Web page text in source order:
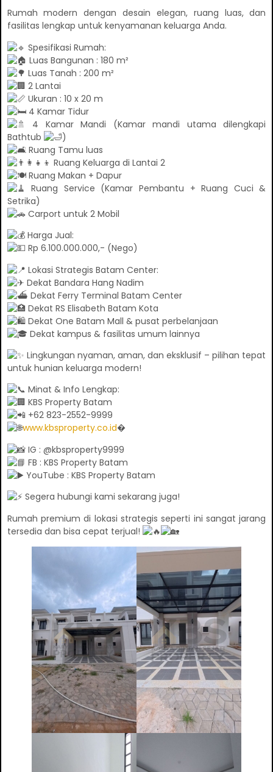
Rumah modern dengan desain elegan, ruang luas, dan
fasilitas lengkap untuk kenyamanan keluarga Anda.
Spesifikasi Rumah:
Luas Bangunan : 180 m²
Luas Tanah : 200 m²
2 Lantai
Ukuran : 10 x 20 m
4 Kamar Tidur
4 Kamar Mandi (Kamar mandi utama dilengkapi
Bathtub
)
Ruang Tamu luas
Ruang Keluarga di Lantai 2
Ruang Makan + Dapur
Ruang Service (Kamar Pembantu + Ruang Cuci &
Setrika)
Carport untuk 2 Mobil
Harga Jual:
Rp 6.100.000.000,- (Nego)
Lokasi Strategis Batam Center:
Dekat Bandara Hang Nadim
Dekat Ferry Terminal Batam Center
Dekat RS Elisabeth Batam Kota
Dekat One Batam Mall & pusat perbelanjaan
Dekat kampus & fasilitas umum lainnya
Lingkungan nyaman, aman, dan eksklusif – pilihan tepat
untuk hunian keluarga modern!
Minat & Info Lengkap:
KBS Property Batam
+62 823-2552-9999
www.kbsproperty.co.id⁠�
IG : @kbsproperty9999
FB : KBS Property Batam
YouTube : KBS Property Batam
Segera hubungi kami sekarang juga!
Rumah premium di lokasi strategis seperti ini sangat jarang
tersedia dan bisa cepat terjual!